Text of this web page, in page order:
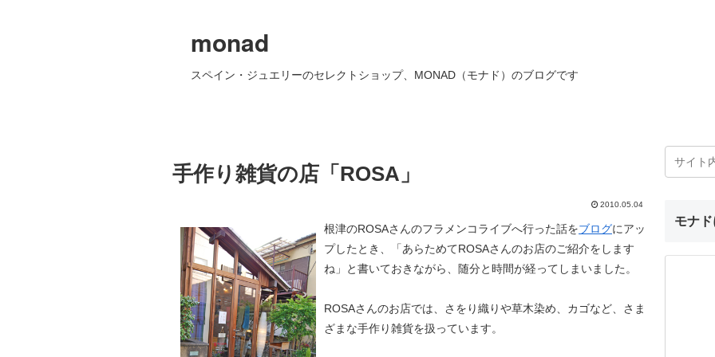
monad
スペイン・ジュエリーのセレクトショップ、MONAD（モナド）のブログです
手作り雑貨の店「ROSA」
2010.05.04
根津のROSAさんのフラメンコライブへ行った話をブログにアッ
プしたとき、「あらためてROSAさんのお店のご紹介をします
ね」と書いておきながら、随分と時間が経ってしまいました。
ROSAさんのお店では、さをり織りや草木染め、カゴなど、さま
ざまな手作り雑貨を扱っています。
モナ